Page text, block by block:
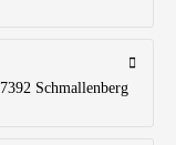
Schmallenberg